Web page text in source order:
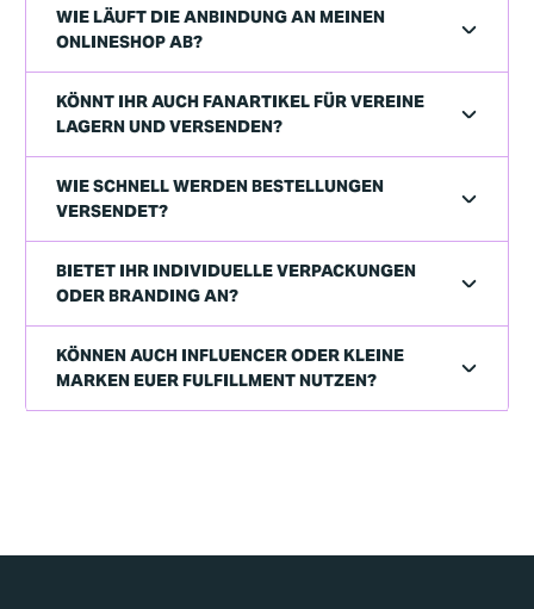
WIE LÄUFT DIE ANBINDUNG AN MEINEN
ONLINESHOP AB?
KÖNNT IHR AUCH FANARTIKEL FÜR VEREINE
LAGERN UND VERSENDEN?
WIE SCHNELL WERDEN BESTELLUNGEN
VERSENDET?
BIETET IHR INDIVIDUELLE VERPACKUNGEN
ODER BRANDING AN?
KÖNNEN AUCH INFLUENCER ODER KLEINE
MARKEN EUER FULFILLMENT NUTZEN?